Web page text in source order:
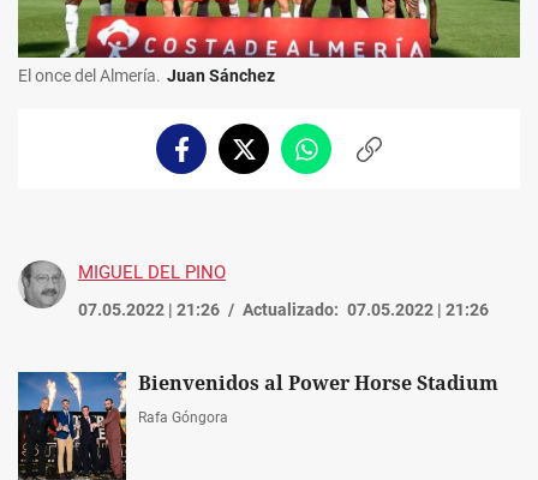
El once del Almería. Juan Sánchez
FacebookTwitterWhatsappCopiar
MIGUEL DEL PINO
07.05.2022 | 21:26 Actualizado: 07.05.2022 | 21:26
Bienvenidos al Power Horse Stadium
Rafa Góngora